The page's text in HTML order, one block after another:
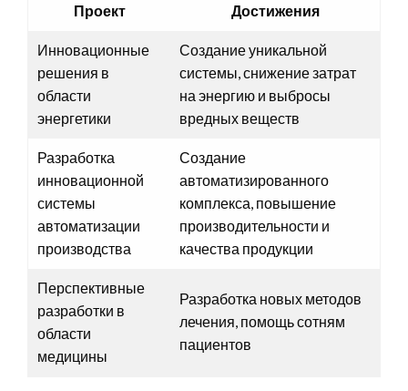
Проект Достижения
Инновационные
решения в
области
энергетики
Создание уникальной
системы, снижение затрат
на энергию и выбросы
вредных веществ
Разработка
инновационной
системы
автоматизации
производства
Создание
автоматизированного
комплекса, повышение
производительности и
качества продукции
Перспективные
разработки в
области
медицины
Разработка новых методов
лечения, помощь сотням
пациентов